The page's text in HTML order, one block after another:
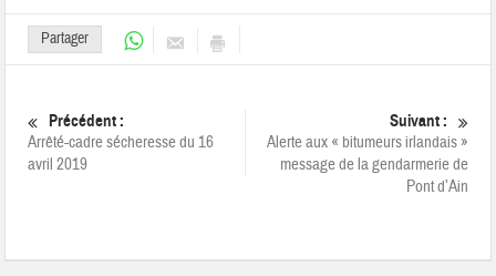
Partager
Précédent :
Arrêté-cadre sécheresse du 16
avril 2019
Suivant :
Alerte aux « bitumeurs irlandais »
message de la gendarmerie de
Pont d’Ain